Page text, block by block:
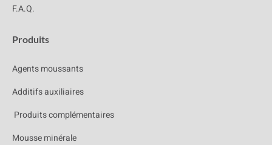
F.A.Q.
Produits
Agents moussants
Additifs auxiliaires
Produits complémentaires
Mousse minérale